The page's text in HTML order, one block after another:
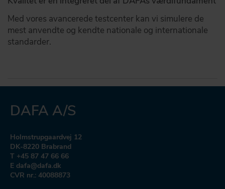
Med vores avancerede testcenter kan vi simulere de
mest anvendte og kendte nationale og internationale
standarder.
DAFA A/S
Holmstrupgaardvej 12
DK-8220 Brabrand
T +45 87 47 66 66
E dafa@dafa.dk
CVR nr.: 40088873